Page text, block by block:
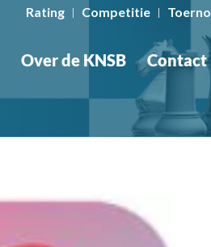
Rating Competitie
Over de KNSB Contact